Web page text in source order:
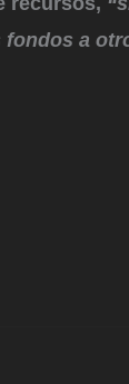
a